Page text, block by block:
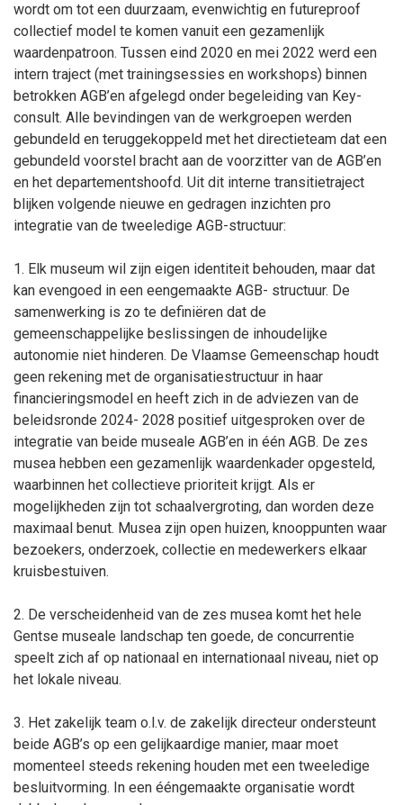
wordt om tot een duurzaam, evenwichtig en futureproof
collectief model te komen vanuit een gezamenlijk
waardenpatroon. Tussen eind 2020 en mei 2022 werd een
intern traject (met trainingsessies en workshops) binnen
betrokken AGB’en afgelegd onder begeleiding van Key-
consult. Alle bevindingen van de werkgroepen werden
gebundeld en teruggekoppeld met het directieteam dat een
gebundeld voorstel bracht aan de voorzitter van de AGB’en
en het departementshoofd. Uit dit interne transitietraject
blijken volgende nieuwe en gedragen inzichten pro
integratie van de tweeledige AGB-structuur:
1. Elk museum wil zijn eigen identiteit behouden, maar dat
kan evengoed in een eengemaakte AGB- structuur. De
samenwerking is zo te definiëren dat de
gemeenschappelijke beslissingen de inhoudelijke
autonomie niet hinderen. De Vlaamse Gemeenschap houdt
geen rekening met de organisatiestructuur in haar
financieringsmodel en heeft zich in de adviezen van de
beleidsronde 2024- 2028 positief uitgesproken over de
integratie van beide museale AGB’en in één AGB. De zes
musea hebben een gezamenlijk waardenkader opgesteld,
waarbinnen het collectieve prioriteit krijgt. Als er
mogelijkheden zijn tot schaalvergroting, dan worden deze
maximaal benut. Musea zijn open huizen, knooppunten waar
bezoekers, onderzoek, collectie en medewerkers elkaar
kruisbestuiven.
2. De verscheidenheid van de zes musea komt het hele
Gentse museale landschap ten goede, de concurrentie
speelt zich af op nationaal en internationaal niveau, niet op
het lokale niveau.
3. Het zakelijk team o.l.v. de zakelijk directeur ondersteunt
beide AGB’s op een gelijkaardige manier, maar moet
momenteel steeds rekening houden met een tweeledige
besluitvorming. In een ééngemaakte organisatie wordt